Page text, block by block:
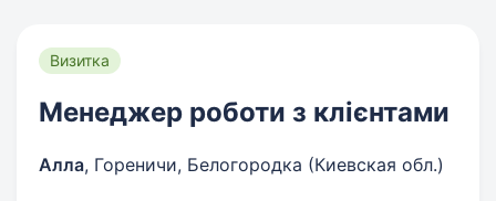
Визитка
Менеджер роботи з клієнтами
Алла, Гореничи, Белогородка (Киевская обл.)